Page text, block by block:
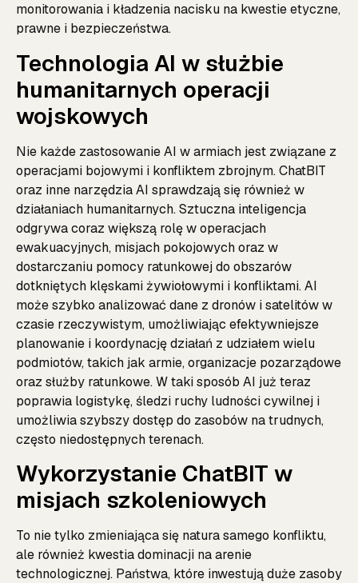
monitorowania i kładzenia nacisku na kwestie etyczne,
prawne i bezpieczeństwa.
Technologia AI w służbie
humanitarnych operacji
wojskowych
Nie każde zastosowanie AI w armiach jest związane z
operacjami bojowymi i konfliktem zbrojnym. ChatBIT
oraz inne narzędzia AI sprawdzają się również w
działaniach humanitarnych. Sztuczna inteligencja
odgrywa coraz większą rolę w operacjach
ewakuacyjnych, misjach pokojowych oraz w
dostarczaniu pomocy ratunkowej do obszarów
dotkniętych klęskami żywiołowymi i konfliktami. AI
może szybko analizować dane z dronów i satelitów w
czasie rzeczywistym, umożliwiając efektywniejsze
planowanie i koordynację działań z udziałem wielu
podmiotów, takich jak armie, organizacje pozarządowe
oraz służby ratunkowe. W taki sposób AI już teraz
poprawia logistykę, śledzi ruchy ludności cywilnej i
umożliwia szybszy dostęp do zasobów na trudnych,
często niedostępnych terenach.
Wykorzystanie ChatBIT w
misjach szkoleniowych
To nie tylko zmieniająca się natura samego konfliktu,
ale również kwestia dominacji na arenie
technologicznej. Państwa, które inwestują duże zasoby